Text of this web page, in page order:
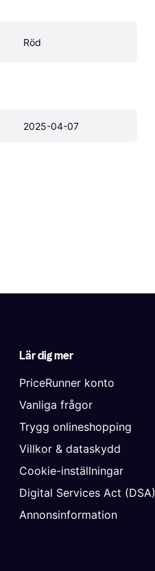
Röd
2025-04-07
Lär dig mer
PriceRunner konto
Vanliga frågor
Trygg onlineshopping
Villkor & dataskydd
Cookie-inställningar
Digital Services Act (DSA)
Annonsinformation